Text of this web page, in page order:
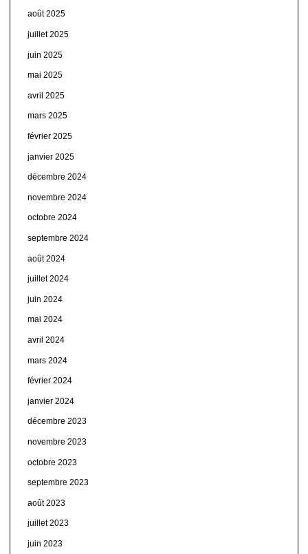
août 2025
juillet 2025
juin 2025
mai 2025
avril 2025
mars 2025
février 2025
janvier 2025
décembre 2024
novembre 2024
octobre 2024
septembre 2024
août 2024
juillet 2024
juin 2024
mai 2024
avril 2024
mars 2024
février 2024
janvier 2024
décembre 2023
novembre 2023
octobre 2023
septembre 2023
août 2023
juillet 2023
juin 2023